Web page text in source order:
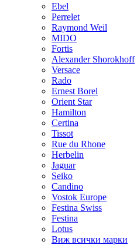
Ebel
Perrelet
Raymond Weil
MIDO
Fortis
Alexander Shorokhoff
Versace
Rado
Ernest Borel
Orient Star
Hamilton
Certina
Tissot
Rue du Rhone
Herbelin
Jaguar
Seiko
Candino
Vostok Europe
Festina Swiss
Festina
Lotus
Виж всички марки